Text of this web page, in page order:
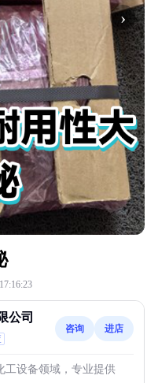
›
公司
咨询 进店
工设备领域，专业提供